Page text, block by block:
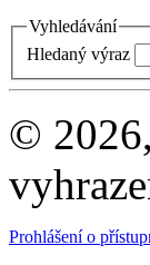
Vyhledávání
Hledaný výraz
©
Prohlášení o